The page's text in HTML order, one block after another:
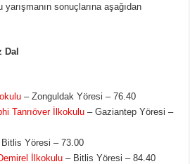
sonuçlarına aşağıdan
Dal
– Zonguldak Yöresi – 76.40
Tanrıöver İlkokulu – Gaziantep Yöresi –
Yöresi – 73.00
İlkokulu – Bitlis Yöresi – 84.40